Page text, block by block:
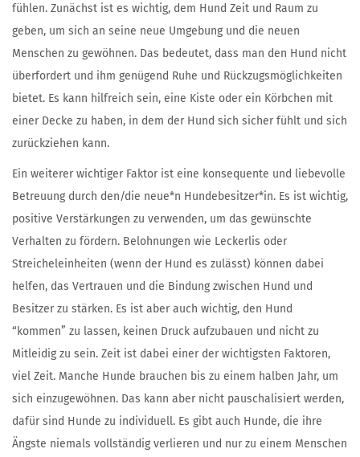
fühlen. Zunächst ist es wichtig, dem Hund Zeit und Raum zu
geben, um sich an seine neue Umgebung und die neuen
Menschen zu gewöhnen. Das bedeutet, dass man den Hund nicht
überfordert und ihm genügend Ruhe und Rückzugsmöglichkeiten
bietet. Es kann hilfreich sein, eine Kiste oder ein Körbchen mit
einer Decke zu haben, in dem der Hund sich sicher fühlt und sich
zurückziehen kann.
Ein weiterer wichtiger Faktor ist eine konsequente und liebevolle
Betreuung durch den/die neue*n Hundebesitzer*in. Es ist wichtig,
positive Verstärkungen zu verwenden, um das gewünschte
Verhalten zu fördern. Belohnungen wie Leckerlis oder
Streicheleinheiten (wenn der Hund es zulässt) können dabei
helfen, das Vertrauen und die Bindung zwischen Hund und
Besitzer zu stärken. Es ist aber auch wichtig, den Hund
“kommen” zu lassen, keinen Druck aufzubauen und nicht zu
Mitleidig zu sein. Zeit ist dabei einer der wichtigsten Faktoren,
viel Zeit. Manche Hunde brauchen bis zu einem halben Jahr, um
sich einzugewöhnen. Das kann aber nicht pauschalisiert werden,
dafür sind Hunde zu individuell. Es gibt auch Hunde, die ihre
Ängste niemals vollständig verlieren und nur zu einem Menschen